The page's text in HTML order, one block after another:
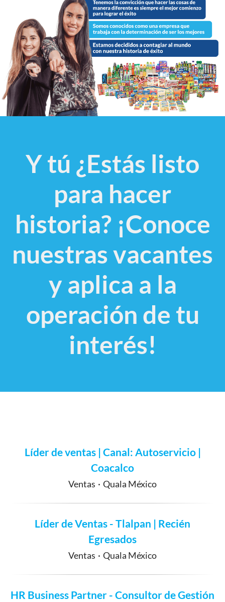
Y tú ¿Estás listo
para hacer
historia? ¡Conoce
nuestras vacantes
y aplica a la
operación de tu
interés!
Líder de ventas | Canal: Autoservicio |
Coacalco
Ventas · Quala México
Líder de Ventas - Tlalpan | Recién
Egresados
Ventas · Quala México
HR Business Partner - Consultor de Gestión